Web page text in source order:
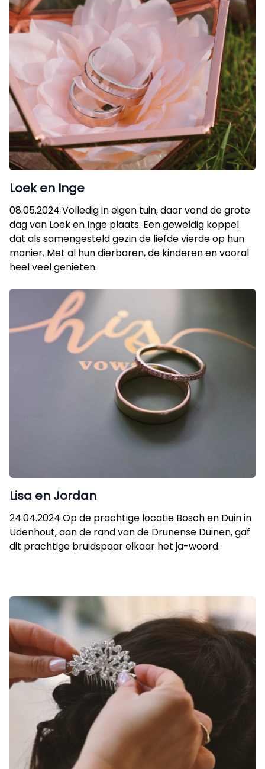
Loek en Inge
08.05.2024 Volledig in eigen tuin, daar vond de grote
dag van Loek en Inge plaats. Een geweldig koppel
dat als samengesteld gezin de liefde vierde op hun
manier. Met al hun dierbaren, de kinderen en vooral
heel veel genieten.
Lisa en Jordan
24.04.2024 Op de prachtige locatie Bosch en Duin in
Udenhout, aan de rand van de Drunense Duinen, gaf
dit prachtige bruidspaar elkaar het ja-woord.